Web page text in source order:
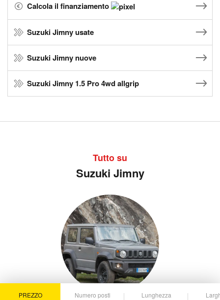
Calcola il finanziamento
Suzuki Jimny usate
Suzuki Jimny nuove
Suzuki Jimny 1.5 Pro 4wd allgrip
Tutto su
Suzuki Jimny
PREZZO Numero posti Lunghezza